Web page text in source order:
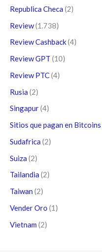
Republica Checa (2)
Review(1.738)
Review Cashback(4)
Review GPT (10)
Review PTC(4)
Rusia (2)
Singapur(4)
Sitios que pagan en Bitcoins
Sudafrica (2)
Suiza (2)
Tailandia (2)
Taiwan (2)
Vender Oro (1)
Vietnam (2)